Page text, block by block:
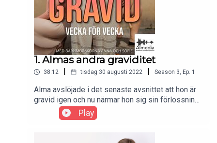
1. Almas andra graviditet
38:12 tisdag 30 augusti 2022 Season 3, Ep. 1
Alma avslöjade i det senaste avsnittet att hon är
gravid igen och nu närmar hon sig sin förlossning
med stormsteg!Hör henne berätta om hennes
andra graviditet som varit helt annorlunda än
Play